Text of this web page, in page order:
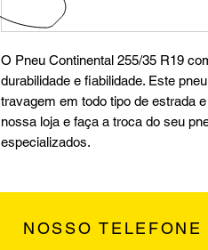
O Pneu Continental 255/35 R19
durabilidade e fiabilidade. Este
travagem em todo tipo de estrada
nossa loja e faça a troca do seu
especializados.
NOSSO TELEFONE